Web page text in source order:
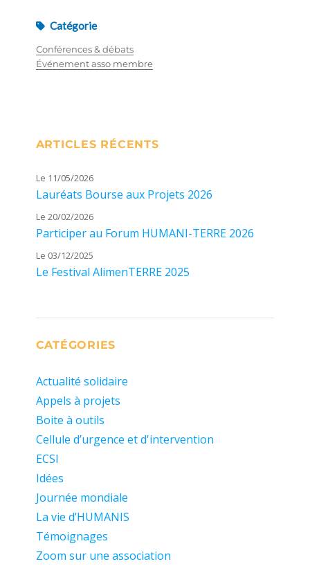
Catégorie
Conférences & débats
Événement asso membre
ARTICLES RÉCENTS
Le 11/05/2026
Lauréats Bourse aux Projets 2026
Le 20/02/2026
Participer au Forum HUMANI-TERRE 2026
Le 03/12/2025
Le Festival AlimenTERRE 2025
CATÉGORIES
Actualité solidaire
Appels à projets
Boite à outils
Cellule d’urgence et d'intervention
ECSI
Idées
Journée mondiale
La vie d’HUMANIS
Témoignages
Zoom sur une association